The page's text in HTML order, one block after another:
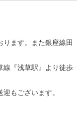
ます。また銀座線田
線『浅草駅』より徒歩
もございます。